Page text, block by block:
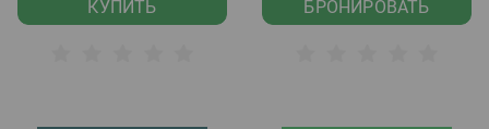
КУПИТЬ БРОНИРОВАТЬ